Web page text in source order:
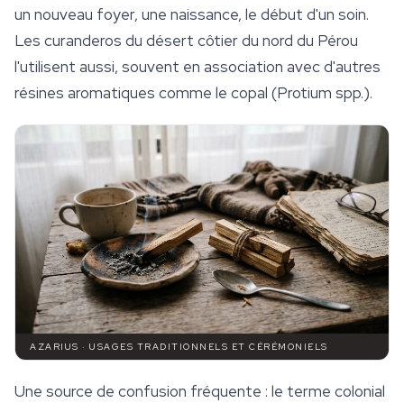
un nouveau foyer, une naissance, le début d'un soin.
Les curanderos du désert côtier du nord du Pérou
l'utilisent aussi, souvent en association avec d'autres
résines aromatiques comme le copal (Protium spp.).
AZARIUS · USAGES TRADITIONNELS ET CÉRÉMONIELS
Une source de confusion fréquente : le terme colonial